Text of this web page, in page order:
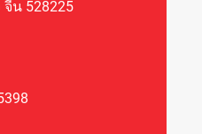
น 528225